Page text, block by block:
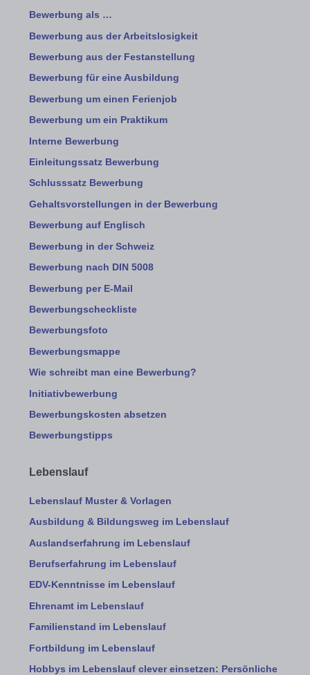
Bewerbung als …
Bewerbung aus der Arbeitslosigkeit
Bewerbung aus der Festanstellung
Bewerbung für eine Ausbildung
Bewerbung um einen Ferienjob
Bewerbung um ein Praktikum
Interne Bewerbung
Einleitungssatz Bewerbung
Schlusssatz Bewerbung
Gehaltsvorstellungen in der Bewerbung
Bewerbung auf Englisch
Bewerbung in der Schweiz
Bewerbung nach DIN 5008
Bewerbung per E-Mail
Bewerbungscheckliste
Bewerbungsfoto
Bewerbungsmappe
Wie schreibt man eine Bewerbung?
Initiativbewerbung
Bewerbungskosten absetzen
Bewerbungstipps
Lebenslauf
Lebenslauf Muster & Vorlagen
Ausbildung & Bildungsweg im Lebenslauf
Auslandserfahrung im Lebenslauf
Berufserfahrung im Lebenslauf
EDV-Kenntnisse im Lebenslauf
Ehrenamt im Lebenslauf
Familienstand im Lebenslauf
Fortbildung im Lebenslauf
Hobbys im Lebenslauf clever einsetzen: Persönliche